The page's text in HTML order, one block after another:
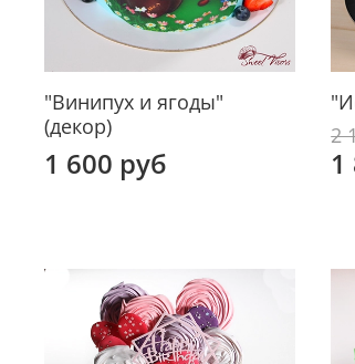
"Винипух и ягоды"
(декор)
1 600 руб
2
1